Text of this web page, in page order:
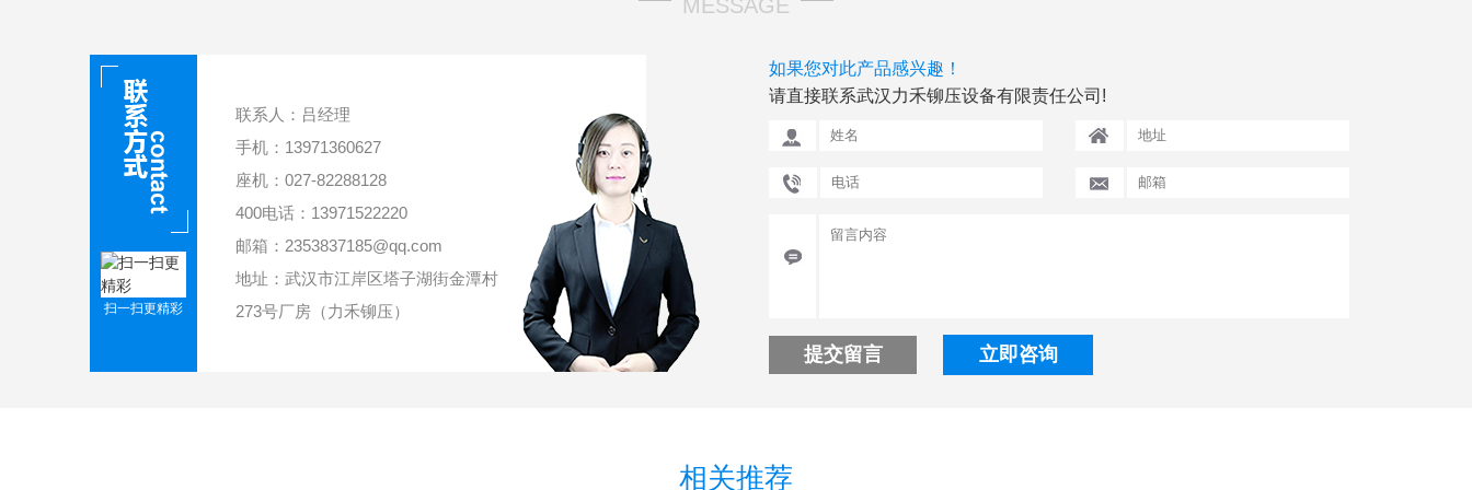
MESSAGE
扫一扫更精彩
联系人：吕经理
手机：13971360627
座机：027-82288128
400电话：13971522220
邮箱：2353837185@qq.com
地址：武汉市江岸区塔子湖街金潭村
273号厂房（力禾铆压）
如果您对此产品感兴趣！
请直接联系武汉力禾铆压设备有限责任公司!
提交留言 立即咨询
相关推荐